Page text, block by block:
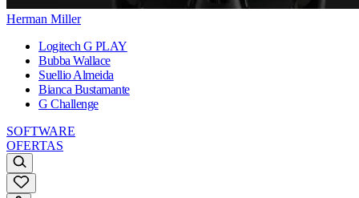
Herman Miller
Logitech G PLAY
Bubba Wallace
Suellio Almeida
Bianca Bustamante
G Challenge
SOFTWARE
OFERTAS